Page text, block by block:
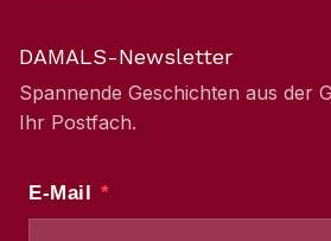
DAMALS-Newsletter
Spannende Geschichten aus der
Ihr Postfach.